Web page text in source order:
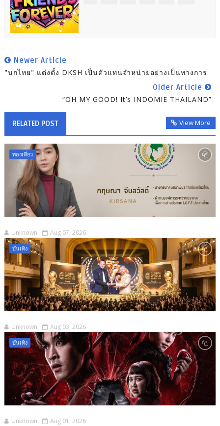
Newer Article
"นกไทย" แต่งตั้ง DKSH เป็นตัวแทนจำหน่ายอย่างเป็นทางการ
Older Article
“OH MY GOOD! It’s INDOMIE THAILAND”
RELATED POST View More
ท่องเที่ยว
Unknown Aug 07, 2026
บันเทิง
Unknown Aug 03, 2026
บันเทิง
Unknown Aug 01, 2026